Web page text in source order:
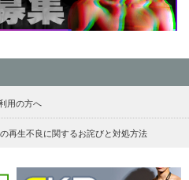
用の方へ
再生不良に関するお詫びと対処方法